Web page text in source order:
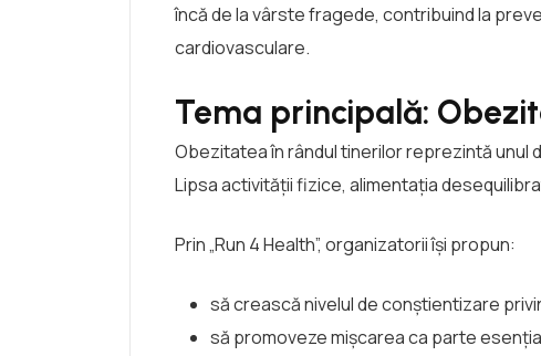
încă de la vârste fragede, contribuind la
cardiovasculare.
Tema principală:
Obezitatea în rândul tinerilor reprezintă
Lipsa activității fizice, alimentația
Prin „Run 4 Health”, organizatorii își propun:
să crească nivelul de conștientizare
să promoveze mișcarea ca parte